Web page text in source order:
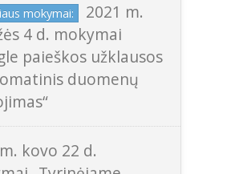
mokymai:
2021 m.
4 d. mokymai
paieškos užklausos
duomenų
kovo 22 d.